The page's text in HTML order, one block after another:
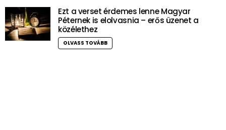
Ezt a verset érdemes lenne Magyar
Péternek is elolvasnia – erős üzenet a
közélethez
OLVASS TOVÁBB